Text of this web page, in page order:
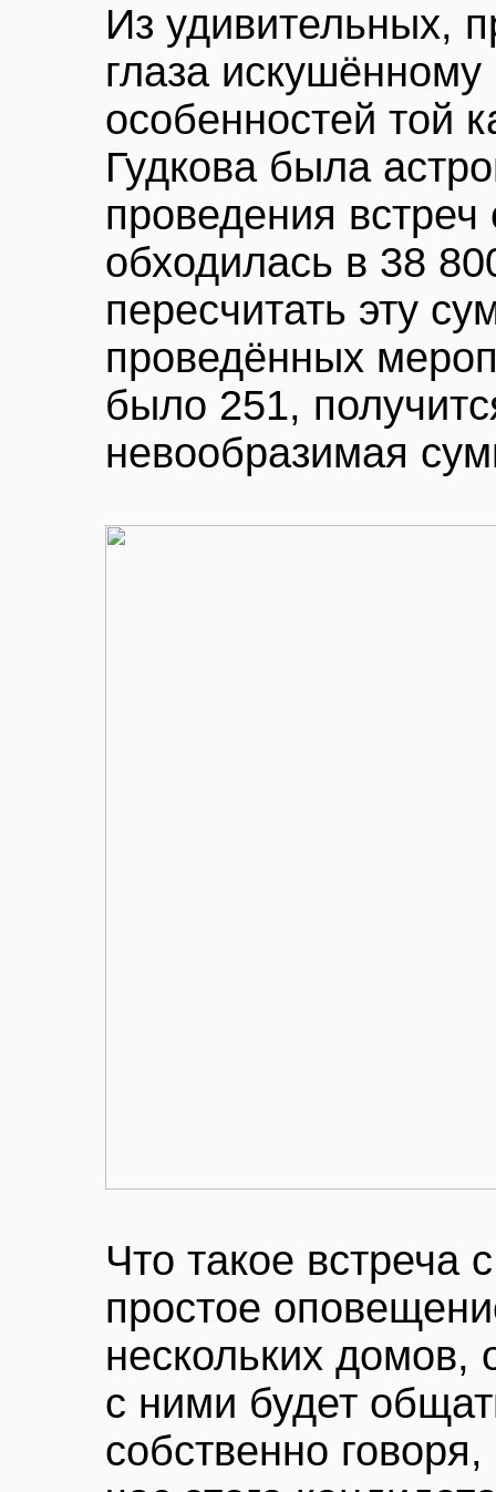
Из удивительных,
глаза
особенностей той
Гудкова была
проведения
обходилась в 38
пересчитать эту
проведённых
было 251,
невообразимая
Что такое встреча
простое
нескольких домов,
с ними будет
собственно